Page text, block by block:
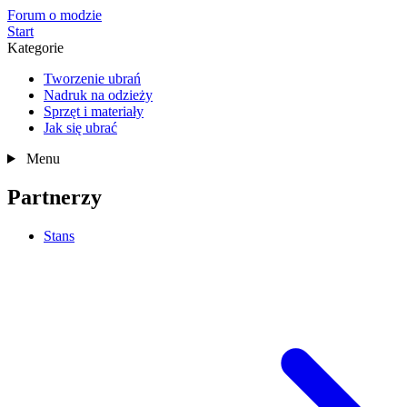
Forum o modzie
Start
Kategorie
Tworzenie ubrań
Nadruk na odzieży
Sprzęt i materiały
Jak się ubrać
Menu
Partnerzy
Stans